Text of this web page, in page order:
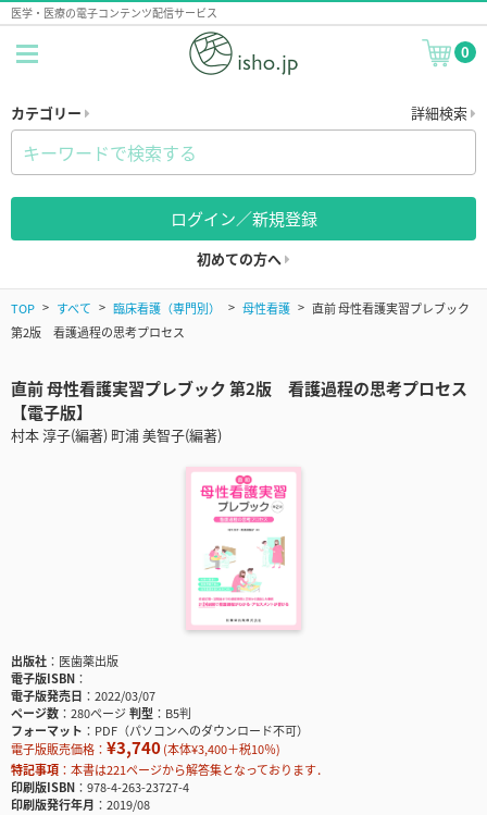
医学・医療の電子コンテンツ配信サービス
0
カテゴリー 詳細検索
ログイン／新規登録
初めての方へ
TOP すべて 臨床看護（専門別） 母性看護
直前 母性看護実習プレブック
第2版 看護過程の思考プロセス
直前 母性看護実習プレブック 第2版 看護過程の思考プロセス
【電子版】
村本 淳子(編著) 町浦 美智子(編著)
出版社
医歯薬出版
電子版ISBN
電子版発売日
2022/03/07
ページ数
280ページ判型
B5判
フォーマット
PDF（パソコンへのダウンロード不可）
電子版販売価格： ¥3,740(本体¥3,400＋税10％)
特記事項
本書は221ページから解答集となっております．
印刷版ISBN
978-4-263-23727-4
印刷版発行年月
2019/08